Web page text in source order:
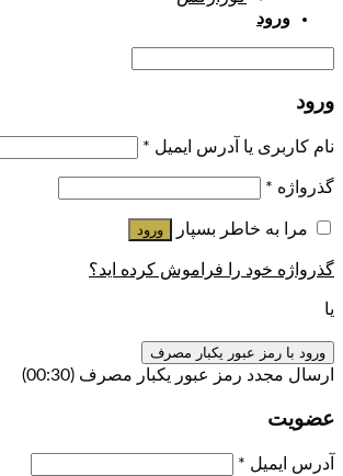
ورود
ورود
نام کاربری یا آدرس ایمیل *
گذرواژه *
مرا به خاطر بسپار ورود
گذرواژه خود را فراموش کرده اید؟
یا
ورود با رمز عبور یکبار مصرف
ارسال مجدد رمز عبور یکبار مصرف (00:
30
)
عضویت
آدرس ایمیل *